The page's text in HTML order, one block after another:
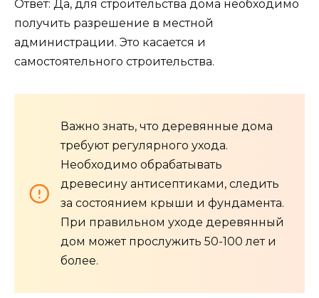
Ответ: Да, для строительства дома необходимо
получить разрешение в местной
администрации. Это касается и
самостоятельного строительства.
Важно знать, что деревянные дома
требуют регулярного ухода.
Необходимо обрабатывать
древесину антисептиками, следить
за состоянием крыши и фундамента.
При правильном уходе деревянный
дом может прослужить 50-100 лет и
более.